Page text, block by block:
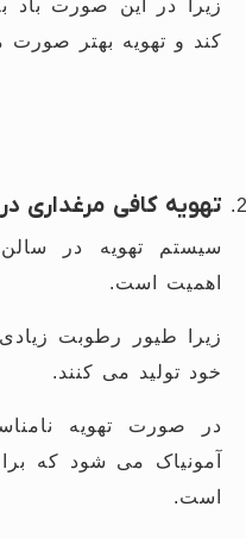
زیرا در این صورت
کند و تهویه بهتر صورت
تهویه کافی مرغداری
سیستم تهویه در
اهمیت است.
زیرا طیور رطوبت
خود تولید می کنند.
در صورت تهویه
آمونیاک می شود که
است.